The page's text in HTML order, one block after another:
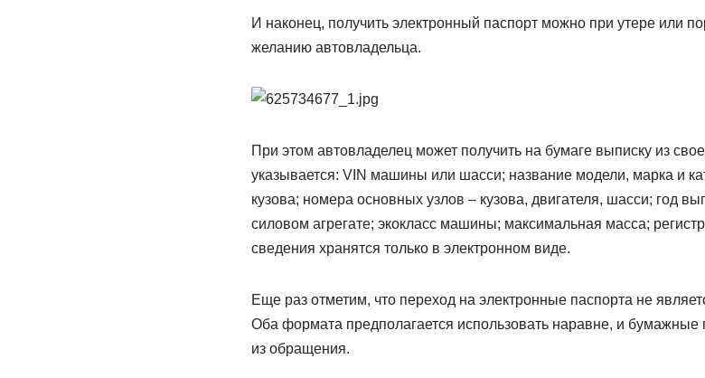
И наконец, получить электронный паспорт можно при утере или
желанию автовладельца.
При этом автовладелец может получить на бумаге выписку из
указывается: VIN машины или шасси; название модели, марка и
кузова; номера основных узлов – кузова, двигателя, шасси; год
силовом агрегате; экокласс машины; максимальная масса;
сведения хранятся только в электронном виде.
Еще раз отметим, что переход на электронные паспорта не
Оба формата предполагается использовать наравне, и бумажные
из обращения.